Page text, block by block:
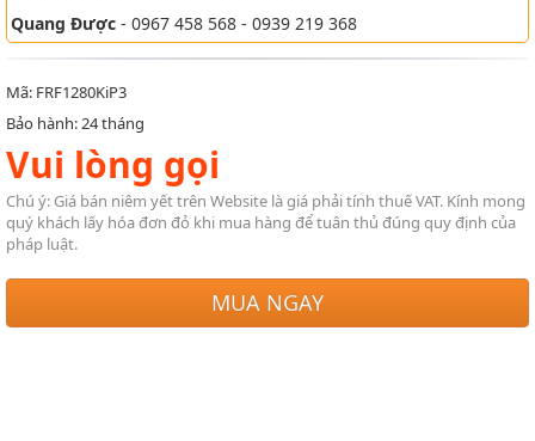
Quang Được - 0967 458 568 - 0939 219 368
Mã: FRF1280KiP3
Bảo hành: 24 tháng
Vui lòng gọi
Chú ý: Giá bán niêm yết trên Website là giá phải tính thuế VAT. Kính mong
quý khách lấy hóa đơn đỏ khi mua hàng để tuân thủ đúng quy định của
pháp luật.
MUA NGAY